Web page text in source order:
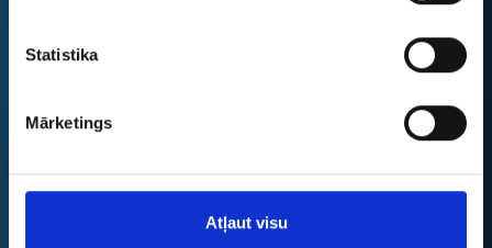
Statistika
Mārketings
Atļaut visu
apsveicēja vārdu, kā arī sirsnīgu
karti personiskāku.
Noteikumi un nosacījumi